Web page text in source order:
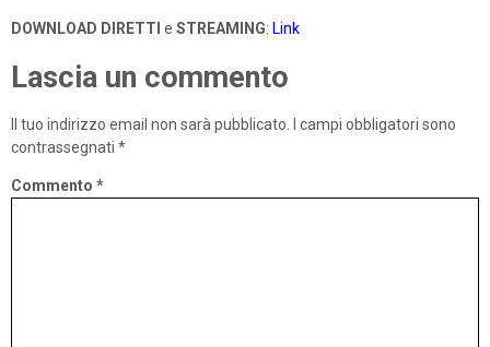
DOWNLOAD DIRETTI e STREAMING: Link
Lascia un commento
Il tuo indirizzo email non sarà pubblicato.
I campi obbligatori sono
contrassegnati *
Commento *